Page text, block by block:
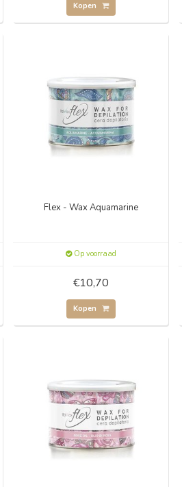
Kopen
Flex - Wax Aquamarine
Op voorraad
€10,70
Kopen